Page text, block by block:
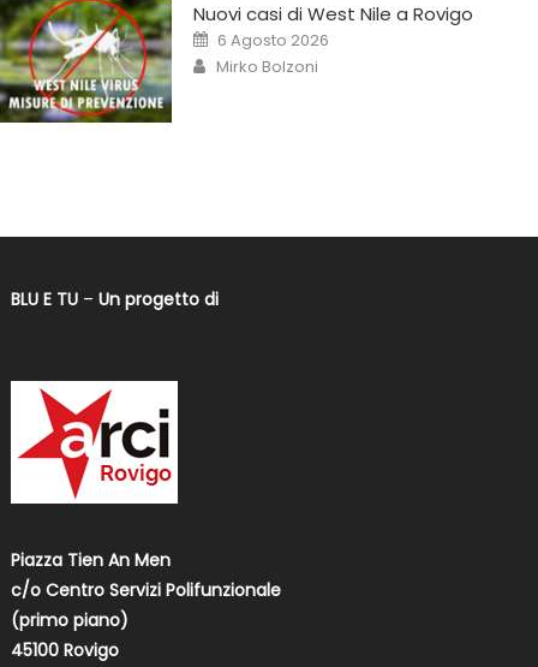
Nuovi casi di West Nile a Rovigo
6 Agosto 2026
Mirko Bolzoni
BLU E TU– Un progetto di
Piazza Tien An Men
c/o Centro Servizi Polifunzionale
(primo piano)
45100 Rovigo